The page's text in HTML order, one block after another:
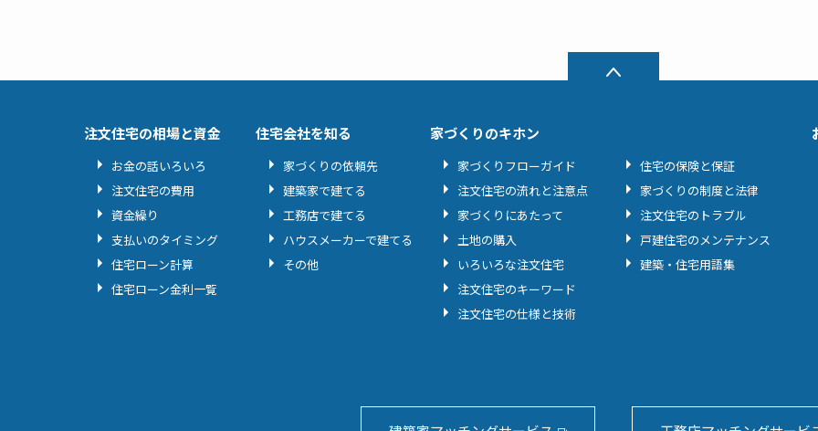
注文住宅の相場と資金
お金の話いろいろ
注文住宅の費用
資金繰り
支払いのタイミング
住宅ローン計算
住宅ローン金利一覧
住宅会社を知る
家づくりの依頼先
建築家で建てる
工務店で建てる
ハウスメーカーで建てる
その他
家づくりのキホン
家づくりフローガイド
注文住宅の流れと注意点
家づくりにあたって
土地の購入
いろいろな注文住宅
注文住宅のキーワード
注文住宅の仕様と技術
住宅の保険と保証
家づくりの制度と法律
注文住宅のトラブル
戸建住宅のメンテナンス
建築・住宅用語集